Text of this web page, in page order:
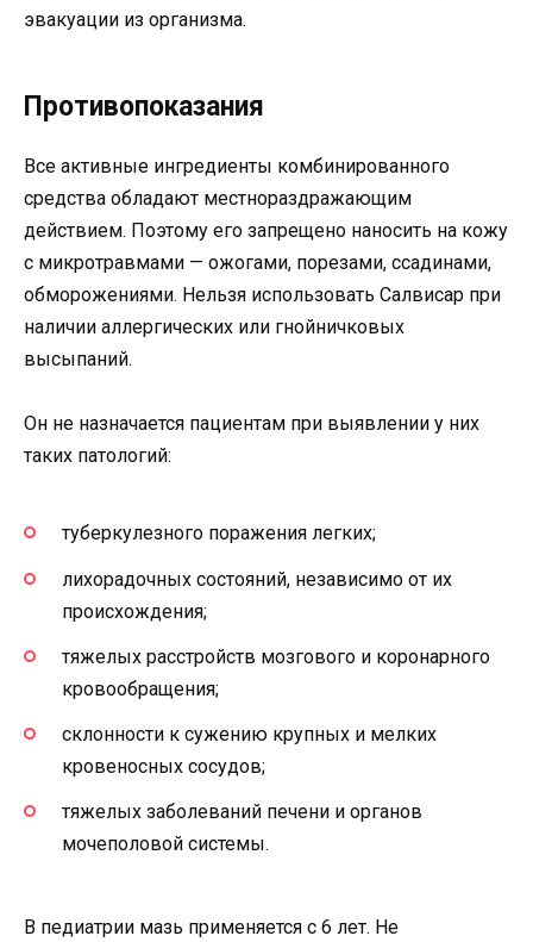
эвакуации из организма.
Противопоказания
Все активные ингредиенты комбинированного
средства обладают местнораздражающим
действием. Поэтому его запрещено наносить на кожу
с микротравмами — ожогами, порезами, ссадинами,
обморожениями. Нельзя использовать Салвисар при
наличии аллергических или гнойничковых
высыпаний.
Он не назначается пациентам при выявлении у них
таких патологий:
туберкулезного поражения легких;
лихорадочных состояний, независимо от их
происхождения;
тяжелых расстройств мозгового и коронарного
кровообращения;
склонности к сужению крупных и мелких
кровеносных сосудов;
тяжелых заболеваний печени и органов
мочеполовой системы.
В педиатрии мазь применяется с 6 лет. Не